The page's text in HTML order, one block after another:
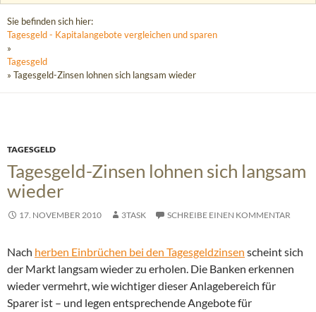
Sie befinden sich hier:
Tagesgeld - Kapitalangebote vergleichen und sparen
»
Tagesgeld
» Tagesgeld-Zinsen lohnen sich langsam wieder
TAGESGELD
Tagesgeld-Zinsen lohnen sich langsam
wieder
17. NOVEMBER 2010 3TASK SCHREIBE EINEN KOMMENTAR
Nach herben Einbrüchen bei den Tagesgeldzinsen scheint sich
der Markt langsam wieder zu erholen. Die Banken erkennen
wieder vermehrt, wie wichtiger dieser Anlagebereich für
Sparer ist – und legen entsprechende Angebote für